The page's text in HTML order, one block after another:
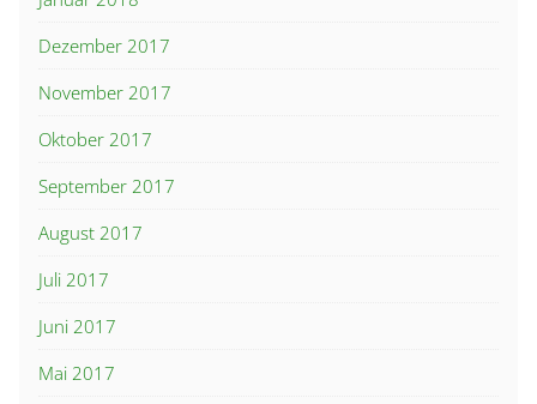
Dezember 2017
November 2017
Oktober 2017
September 2017
August 2017
Juli 2017
Juni 2017
Mai 2017